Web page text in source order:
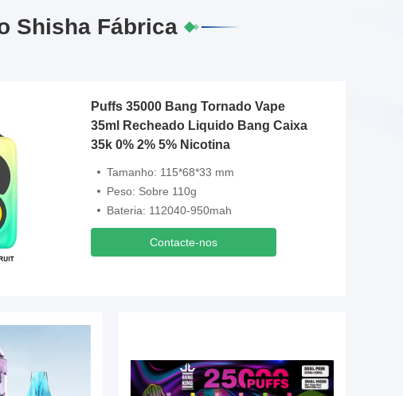
Shisha Fábrica
Puffs 35000 Bang Tornado Vape
35ml Recheado Liquido Bang Caixa
35k 0% 2% 5% Nicotina
Tamanho: 115*68*33 mm
Peso: Sobre 110g
Bateria: 112040-950mah
Contacte-nos